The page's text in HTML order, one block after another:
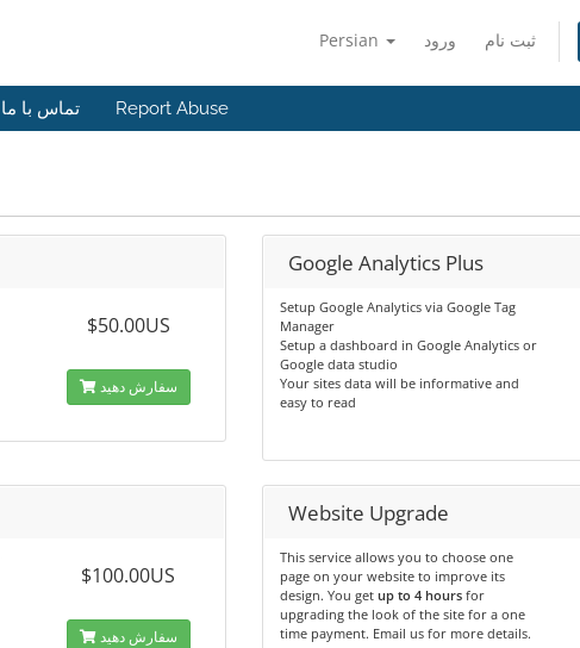
Persian ورود ثبت نام
تماس با ما Report Abuse
$50.00US
سفارش دهید
Google Analytics Plus
Setup Google Analytics via Google Tag
Manager
Setup a dashboard in Google Analytics or
Google data studio
Your sites data will be informative and
easy to read
$100.00US
سفارش دهید
Website Upgrade
This service allows you to choose one
page on your website to improve its
design. You getup to 4 hoursfor
upgrading the look of the site for a one
time payment. Email us for more details.